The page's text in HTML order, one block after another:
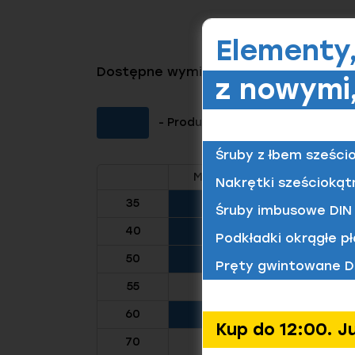
Dostępne wymiary tego produktu
- Produkt dostępny (Kliknij aby
M6 M8 M10
35
40
50
55
60
70
z
Śruby z łbem
Nakrętki
Śruby imbusowe DIN
Podkładki okrągłe
Pręty gwintowane
Kup do 12:00.